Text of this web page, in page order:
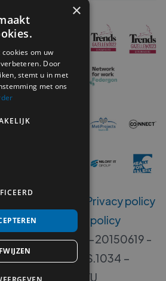
Privacy policy
-Klokkenluiders policy
B 00533-406-20150619 -
- W.RS.1034 –
- VG. 2112/U
×
om uw
Door
stemt u in met
met ons